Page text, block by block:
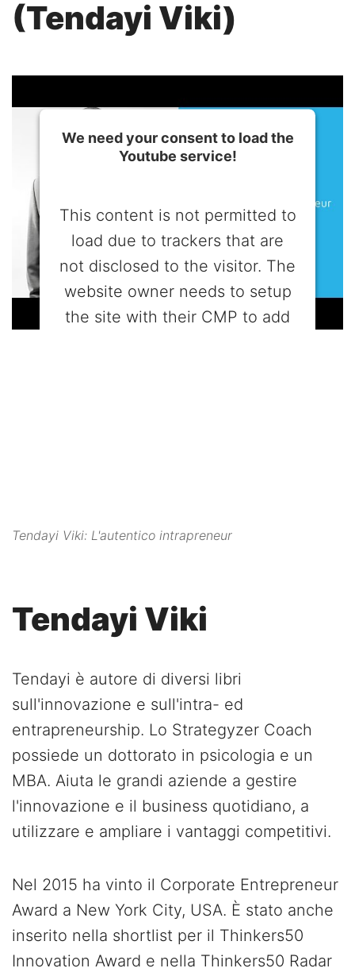
(Tendayi Viki)
We need your consent to load the
Youtube service!
This content is not permitted to
load due to trackers that are
not disclosed to the visitor. The
website owner needs to setup
the site with their CMP to add
Tendayi Viki: L'autentico intrapreneur
Tendayi Viki
Tendayi è autore di diversi libri
sull'innovazione e sull'intra- ed
entrapreneurship. Lo Strategyzer Coach
possiede un dottorato in psicologia e un
MBA. Aiuta le grandi aziende a gestire
l'innovazione e il business quotidiano, a
utilizzare e ampliare i vantaggi competitivi.
Nel 2015 ha vinto il Corporate Entrepreneur
Award a New York City, USA. È stato anche
inserito nella shortlist per il Thinkers50
Innovation Award e nella Thinkers50 Radar